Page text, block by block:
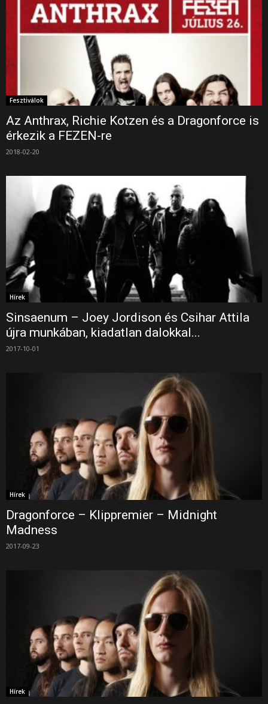
Fesztiválok
Az Anthrax, Richie Kotzen és a Dragonforce is
érkezik a FEZEN-re
2018-02-20
Hírek
Sinsaenum – Joey Jordison és Csihar Attila
újra munkában, kiadatlan dalokkal...
2017-10-01
Hírek
Dragonforce – Klippremier – Midnight
Madness
2017-09-23
Hírek